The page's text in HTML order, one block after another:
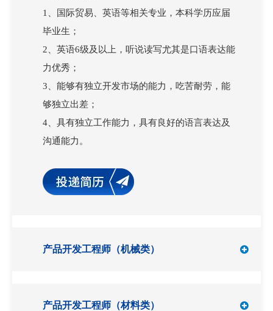
1、国际贸易、英语等相关专业，本科学历应届
毕业生；
2、英语6级及以上，听说读写尤其是口语表达能
力优秀；
3、能够有独立开发市场的能力，吃苦耐劳，能
够独立出差；
4、具有独立工作能力，具有良好的语言表达及
沟通能力。
产品开发工程师（机械类）
产品开发工程师（材料类）